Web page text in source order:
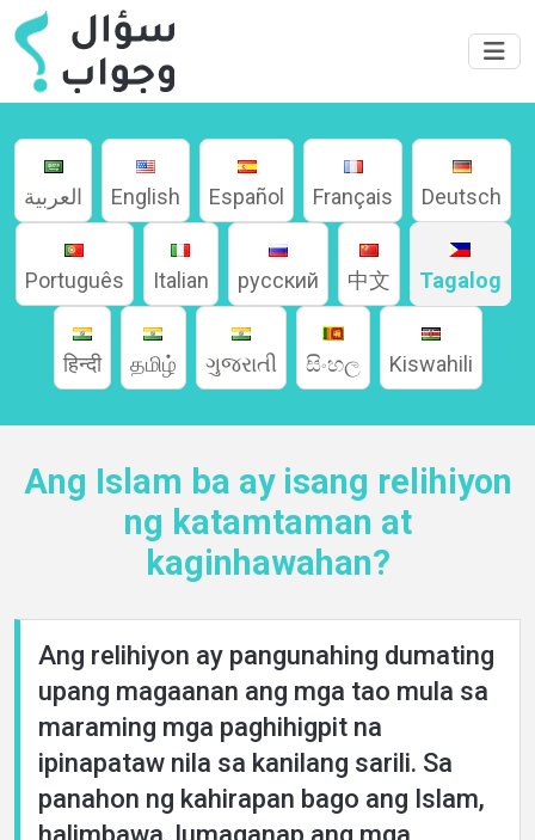
Home
About
العربية English Español Français Deutsch
Português Italian русский 中文 Tagalog
हिन्दी தமிழ் ગુજરાતી සිංහල Kiswahili
Ang Islam ba ay isang relihiyon
ng katamtaman at
kaginhawahan?
Ang relihiyon ay pangunahing dumating
upang magaanan ang mga tao mula sa
maraming mga paghihigpit na
ipinapataw nila sa kanilang sarili. Sa
panahon ng kahirapan bago ang Islam,